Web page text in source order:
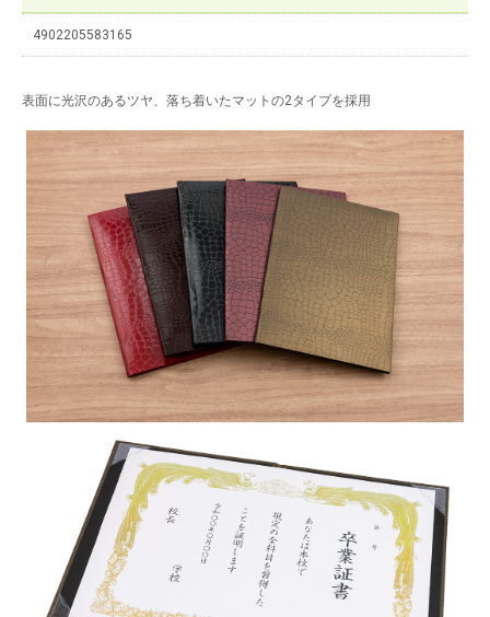
4902205583165
表面に光沢のあるツヤ、落ち着いたマットの2タイプを採用